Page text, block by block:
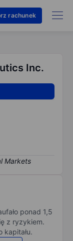
rachunek
Inc.
ponad 1,5
z ryzykiem.
kapitału.